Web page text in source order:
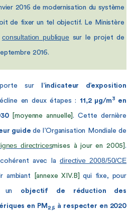
2016 de modernisation du système
de fixer un tel objectif. Le Ministère
consultation publiquesur le projet de
2016.
porte sur l’indicateur d’exposition
en deux étapes : 11,2 µg/m3 en
[moyenne annuelle]. Cette dernière
guide de l’Organisation Mondiale de
lignes directricesmises à jour en 2005].
cohérent avec ladirective 2008/50/CE
ambiant [annexe XIV.B]qui fixe, pour
un objectif de réduction des
en PM 2,5 à respecter en 2020